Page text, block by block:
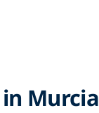
Murcia